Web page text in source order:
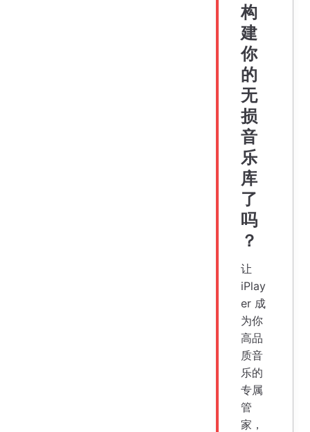
构
建
你
的
无
损
音
乐
库
了
吗
？
让
iPlay
er 成
为你
高品
质音
乐的
专属
管
家，